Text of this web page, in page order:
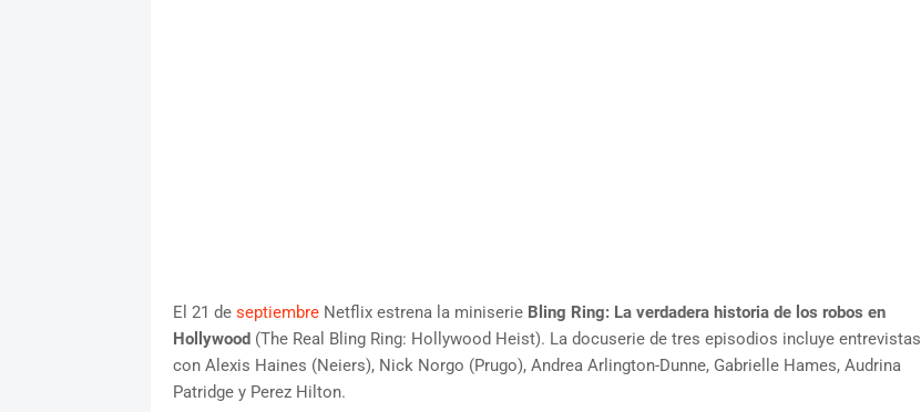
El 21 de septiembreNetflix estrena la miniserie Bling Ring: La verdadera historia de los robos en
Hollywood(The Real Bling Ring: Hollywood Heist). La docuserie de tres episodios incluye entrevistas
con Alexis Haines (Neiers), Nick Norgo (Prugo), Andrea Arlington-Dunne, Gabrielle Hames, Audrina
Patridge y Perez Hilton.